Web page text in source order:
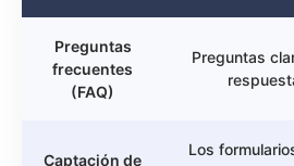
Preguntas
frecuentes
(FAQ)
Preguntas
Captación de
Los